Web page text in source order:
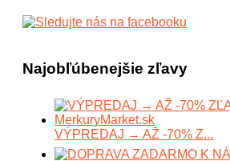
Najobľúbenejšie zľavy
VÝPREDAJ → AŽ -70% Z...